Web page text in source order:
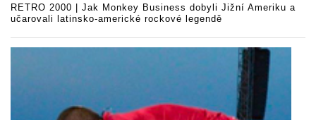
RETRO 2000 | Jak Monkey Business dobyli Jižní Ameriku a
učarovali latinsko-americké rockové legendě